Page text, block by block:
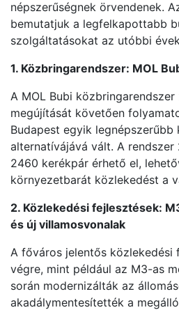
népszerűségnek örvendenek.
bemutatjuk a legfelkapottabb
szolgáltatásokat az utóbbi
1. Közbringarendszer: MOL
A MOL Bubi
megújítását követően
Budapest egyik legnépszerűbb
alternatívájává vált. A
2460 kerékpár érhető el,
környezetbarát közlekedést a
2. Közlekedési fejlesztések:
és új villamosvonalak
A főváros jelentős közlekedési
végre, mint például az M3-as
során modernizálták az
akadálymentesítették a